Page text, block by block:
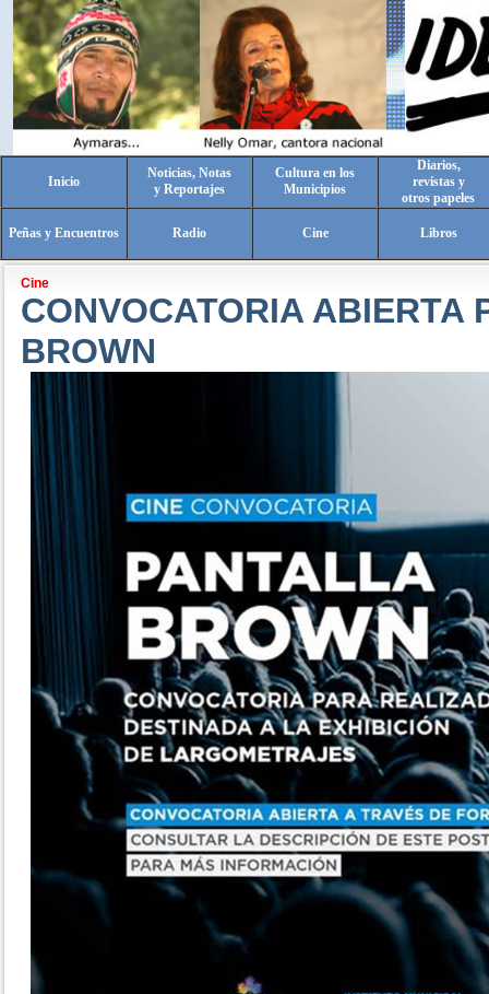
Inicio
Noticias, Notas
y Reportajes
Cultura en los
Municipios
Diarios,
revistas y
otros papeles
Peñas y Encuentros Radio Cine Libros
Cine
CONVOCATORIA ABIERTA
BROWN